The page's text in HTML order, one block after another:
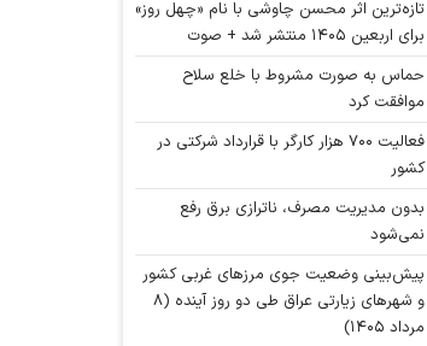
تازه‌ترین اثر محسن چاوشی با نام «چهل روز»
برای اربعین ۱۴۰۵ منتشر شد + صوت
حماس به صورت مشروط با خلع سلاح
موافقت کرد
فعالیت ۷۰۰ هزار کارگر با قرارداد شرکتی در
کشور
بدون مدیریت مصرف، ناترازی برق رفع
نمی‌شود
پیش‌بینی وضعیت جوی مرز‌های غربی کشور
و شهر‌های زیارتی عراق طی دو روز آینده (۸
مرداد ۱۴۰۵)